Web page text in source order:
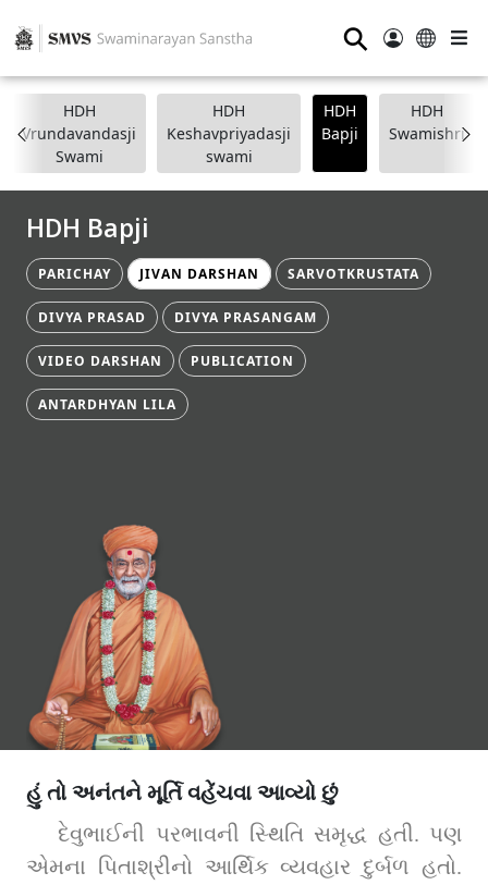
⚲
HDH
Vrundavandasji
Swami
HDH
Keshavpriyadasji
swami
HDH
Bapji
HDH
Swamishri
HDH Bapji
PARICHAY JIVAN DARSHAN SARVOTKRUSTATA
DIVYA PRASAD DIVYA PRASANGAM
VIDEO DARSHAN PUBLICATION
ANTARDHYAN LILA
હું તો અનંતને મૂર્તિ વહેંચવા આવ્યો છું
દેવુભાઈની પરભાવની સ્થિતિ સમૃદ્ધ હતી. પણ
એમના પિતાશ્રીનો આર્થિક વ્યવહાર દુર્બળ હતો.